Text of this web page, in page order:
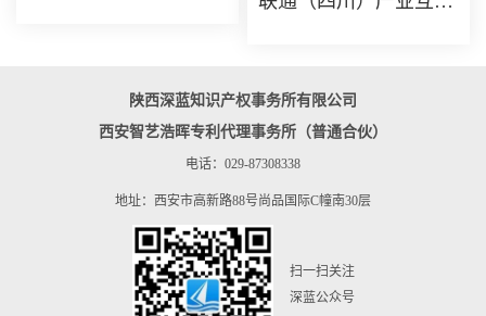
陕西深蓝知识产权事务所有限公司
西安智艺浩晖专利代理事务所（普通合伙）
电话：029-87308338
地址：西安市高新路88号尚品国际C幢南30层
扫一扫关注
深蓝公众号